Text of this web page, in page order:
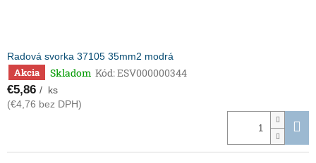
Radová svorka 37105 35mm2 modrá
Akcia Skladom Kód:ESV000000344
€5,86 / ks
(€4,76 bez DPH)